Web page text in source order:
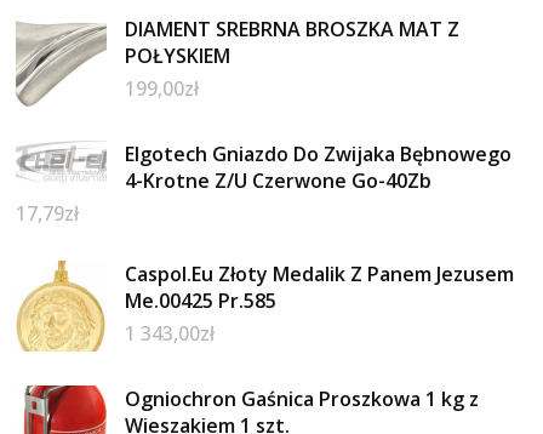
DIAMENT SREBRNA BROSZKA MAT Z
POŁYSKIEM
199,00zł
Elgotech Gniazdo Do Zwijaka Bębnowego
4-Krotne Z/U Czerwone Go-40Zb
17,79zł
Caspol.Eu Złoty Medalik Z Panem Jezusem
Me.00425 Pr.585
1 343,00zł
Ogniochron Gaśnica Proszkowa 1 kg z
Wieszakiem 1 szt.